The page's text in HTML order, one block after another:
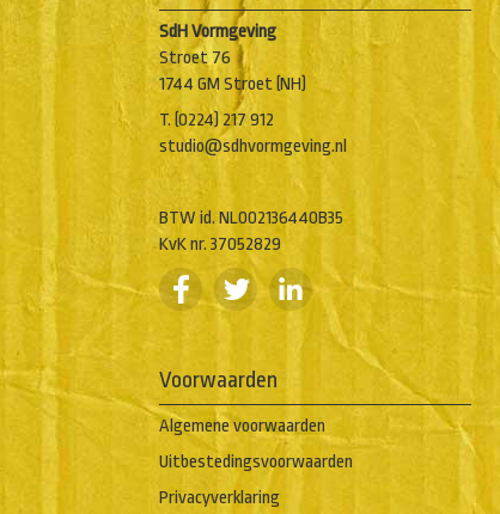
SdH Vormgeving
Stroet 76
1744 GM Stroet (NH)
T. (0224) 217 912
studio@sdhvormgeving.nl
BTW id. NL002136440B35
KvK nr. 37052829
Voorwaarden
Algemene voorwaarden
Uitbestedingsvoorwaarden
Privacyverklaring